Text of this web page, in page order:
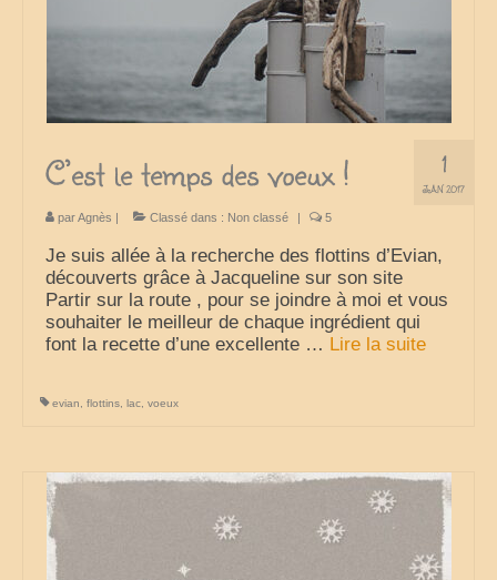
Parcs d’attractions et animaliers
Circuits vacances d’été
Europe
Nos voyages classés par pays
Polynésie française
Archives
Liens Favoris
Partir sur la route
virées en camping-car
la grande escapade autour du monde
1
JAN 2017
C’est le temps des voeux !
parAgnès | Classé dans : Non classé | 5
Je suis allée à la recherche des flottins d’Evian,
découverts grâce à Jacqueline sur son site
Partir sur la route , pour se joindre à moi et vous
souhaiter le meilleur de chaque ingrédient qui
font la recette d’une excellente … Lire la suite­­
evian flottins lac voeux